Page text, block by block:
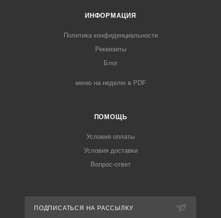
ИНФОРМАЦИЯ
Политика конфиденциальности
Реквизиты
Блог
меню на неделю в PDF
ПОМОЩЬ
Условия оплаты
Условия доставки
Вопрос-ответ
ПОДПИСАТЬСЯ НА РАССЫЛКУ